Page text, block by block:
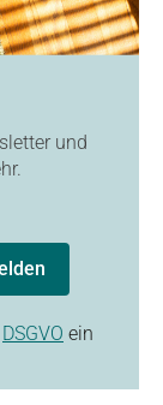
und
DSGVO ein